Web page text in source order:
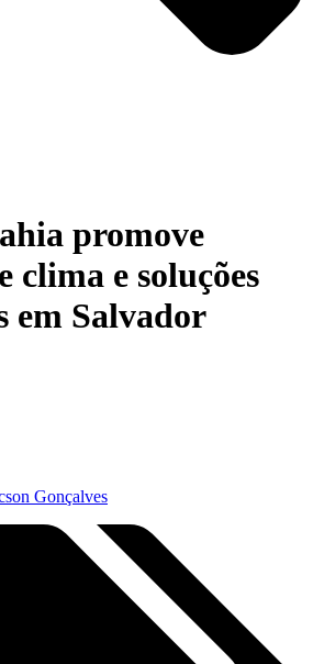
promove
clima e soluções
em Salvador
Gonçalves